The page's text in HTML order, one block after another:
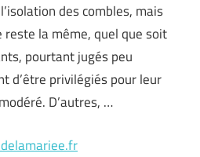
des combles, mais
la même, quel que soit
pourtant jugés peu
d’être privilégiés pour leur
D’autres, …